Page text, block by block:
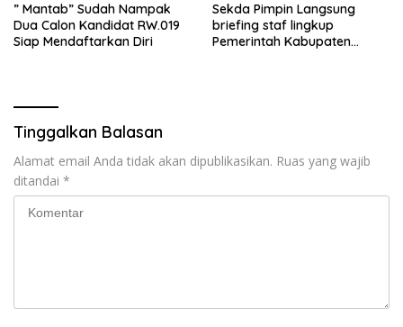
” Mantab” Sudah Nampak
Dua Calon Kandidat RW.019
Siap Mendaftarkan Diri
Sekda Pimpin Langsung
briefing staf lingkup
Pemerintah Kabupaten
Tinggalkan Balasan
Alamat email Anda tidak akan dipublikasikan. Ruas yang wajib
ditandai *